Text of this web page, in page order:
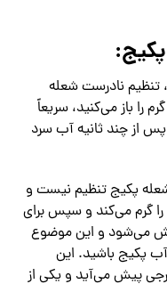
، تنظیم نادرست شعله
را باز می‌کنید، سریعاً
از چند ثانیه آب سرد
پکیج تنظیم نیست و
را گرم می‌کند و سپس برای
می‌شود و این موضوع
پکیج باشید. این
پیش می‌آید و یکی از